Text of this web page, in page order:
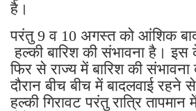
है।
परंतु 9 व 10 अगस्त को आंशिक
हल्की बारिश की संभावना है।
फिर से राज्य में बारिश की
दौरान बीच बीच में बादलवाई रहने
हल्की गिरावट परंतु रात्रि तापमान